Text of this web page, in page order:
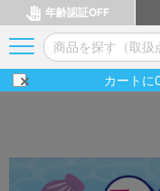
年齢認証OFF
カートに
夏の大感謝